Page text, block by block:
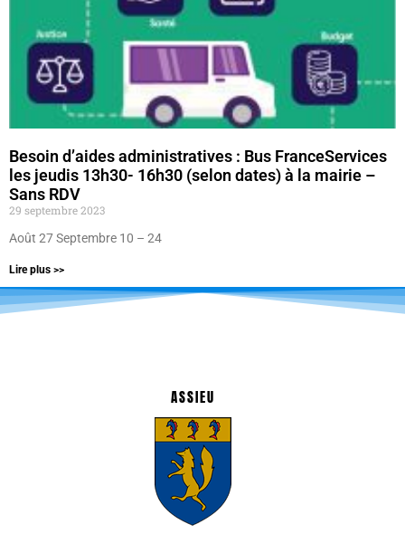
Besoin d’aides administratives : Bus FranceServices
les jeudis 13h30- 16h30 (selon dates) à la mairie –
Sans RDV
29 septembre 2023
Août 27 Septembre 10 – 24
Lire plus >>
ASSIEU